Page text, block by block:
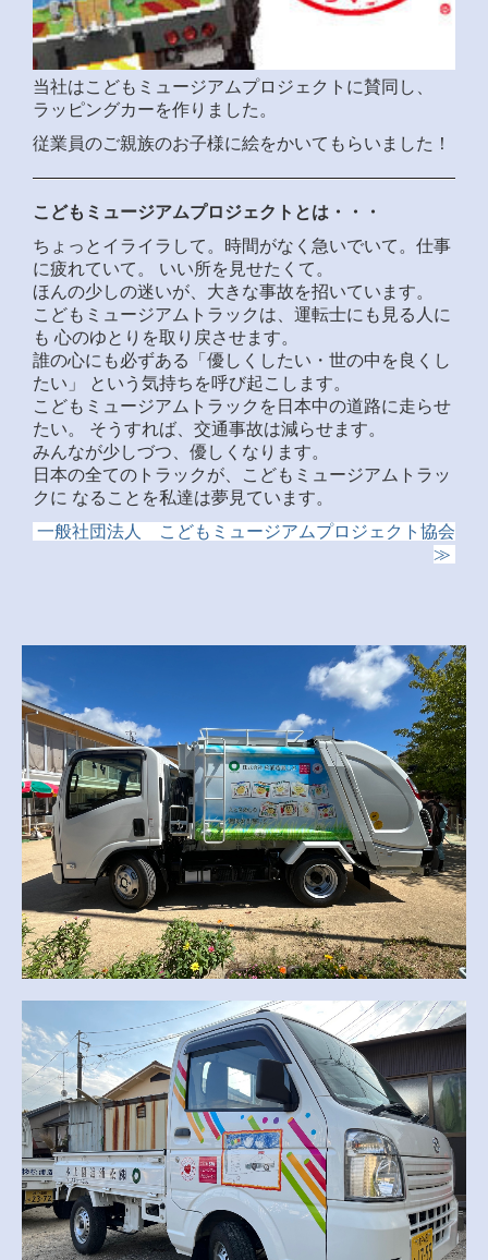
当社はこどもミュージアムプロジェクトに賛同し、
ラッピングカーを作りました。
従業員のご親族のお子様に絵をかいてもらいました！
こどもミュージアムプロジェクトとは・・・
ちょっとイライラして。時間がなく急いでいて。仕事
に疲れていて。 いい所を見せたくて。
ほんの少しの迷いが、大きな事故を招いています。
こどもミュージアムトラックは、運転士にも見る人に
も 心のゆとりを取り戻させます。
誰の心にも必ずある「優しくしたい・世の中を良くし
たい」 という気持ちを呼び起こします。
こどもミュージアムトラックを日本中の道路に走らせ
たい。 そうすれば、交通事故は減らせます。
みんなが少しづつ、優しくなります。
日本の全てのトラックが、こどもミュージアムトラッ
クに なることを私達は夢見ています。
一般社団法人 こどもミュージアムプロジェクト協会
≫